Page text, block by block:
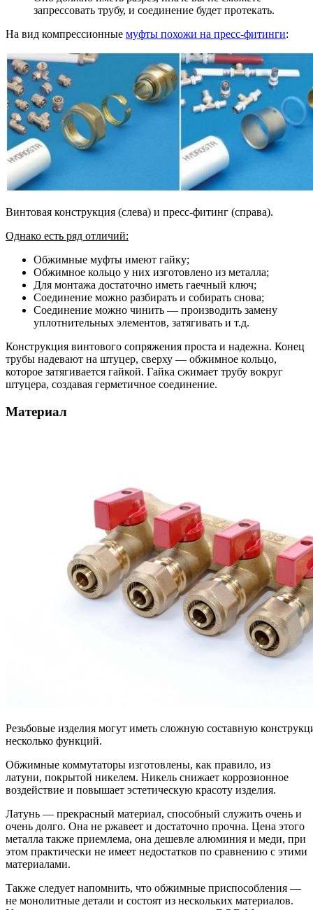
запрессовать трубу, и соединение будет протекать.
На вид компрессионные муфты похожи на пресс-фитинги:
Винтовая конструкция (слева) и пресс-фитинг (справа).
Однако есть ряд отличий:
Обжимные муфты имеют гайку;
Обжимное кольцо у них изготовлено из металла;
Для монтажа достаточно иметь гаечный ключ;
Соединение можно разбирать и собирать снова;
Соединение можно чинить — производить замену
уплотнительных элементов, затягивать и т.д.
Конструкция винтового сопряжения проста и надежна. Конец
трубы надевают на штуцер, сверху — обжимное кольцо,
которое затягивается гайкой. Гайка сжимает трубу вокруг
штуцера, создавая герметичное соединение.
Материал
Резьбовые изделия могут иметь сложную составную
несколько функций.
Обжимные коммутаторы изготовлены, как правило, из
латуни, покрытой никелем. Никель снижает коррозионное
воздействие и повышает эстетическую красоту изделия.
Латунь — прекрасный материал, способный служить очень и
очень долго. Она не ржавеет и достаточно прочна. Цена этого
металла также приемлема, она дешевле алюминия и меди, при
этом практически не имеет недостатков по сравнению с этими
материалами.
Также следует напомнить, что обжимные приспособления —
не монолитные детали и состоят из нескольких материалов.